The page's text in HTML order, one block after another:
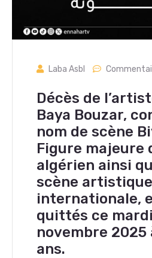
Laba Asbl
Décès de
Baya Bouzar,
nom de scène
Figure majeure
algérien ainsi
scène
internationale,
quittés ce
novembre 2025
ans.